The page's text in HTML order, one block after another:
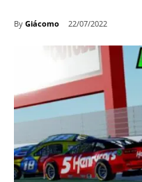
By Giácomo 22/07/2022